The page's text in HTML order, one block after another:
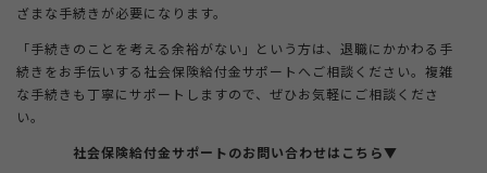
ざまな手続きが必要になります。
「手続きのことを考える余裕がない」という方は、退職にかかわる手
続きをお手伝いする社会保険給付金サポートへご相談ください。複雑
な手続きも丁寧にサポートしますので、ぜひお気軽にご相談くださ
い。
社会保険給付金サポートのお問い合わせはこちら▼